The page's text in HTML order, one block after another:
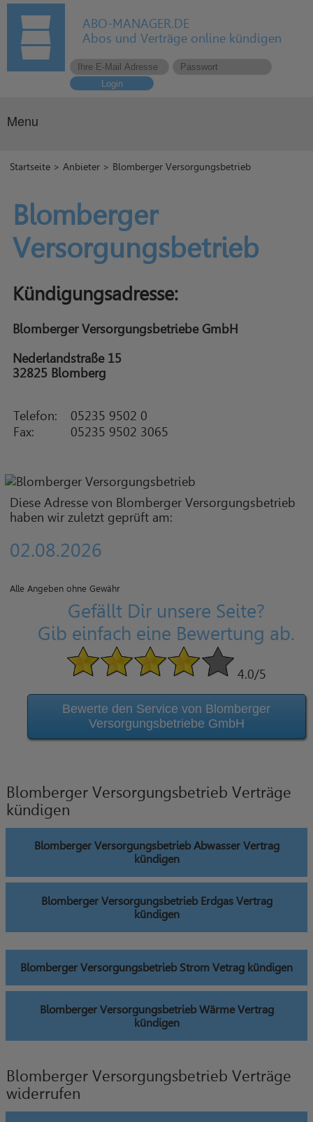
ABO-MANAGER.DE
Abos und Verträge online kündigen
Login
Menu
Startseite >Anbieter > Blomberger Versorgungsbetrieb
Blomberger
Versorgungsbetrieb
Kündigungsadresse:
Blomberger Versorgungsbetriebe GmbH
Nederlandstraße 15
32825 Blomberg
Telefon:
05235 9502 0
Fax:
05235 9502 3065
Diese Adresse von Blomberger Versorgungsbetrieb
haben wir zuletzt geprüft am:
02.08.2026
Alle Angeben ohne Gewähr
Gefällt Dir unsere Seite?
Gib einfach eine Bewertung ab.
4.0/5
Bewerte den Service von Blomberger
Versorgungsbetriebe GmbH
Blomberger Versorgungsbetrieb Verträge
kündigen
Blomberger Versorgungsbetrieb Abwasser Vertrag
kündigen
Blomberger Versorgungsbetrieb Erdgas Vertrag
kündigen
Blomberger Versorgungsbetrieb Strom Vetrag kündigen
Blomberger Versorgungsbetrieb Wärme Vertrag
kündigen
Blomberger Versorgungsbetrieb Verträge
widerrufen